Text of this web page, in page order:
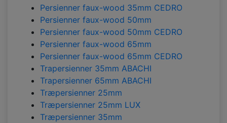
Persienner faux-wood 35mm CEDRO
Persienner faux-wood 50mm
Persienner faux-wood 50mm CEDRO
Persienner faux-wood 65mm
Persienner faux-wood 65mm CEDRO
Trapersienner 35mm ABACHI
Trapersienner 65mm ABACHI
Træpersienner 25mm
Træpersienner 25mm LUX
Træpersienner 35mm